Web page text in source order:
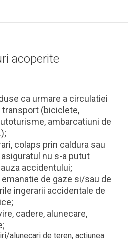
acoperite
ca urmare a circulatiei
transport (biciclete,
ambarcatiuni de
colaps prin caldura sau
nu s-a putut
accidentului;
de gaze si/sau de
ingerarii accidentale de
cadere, alunecare,
alunecari de teren, actiunea